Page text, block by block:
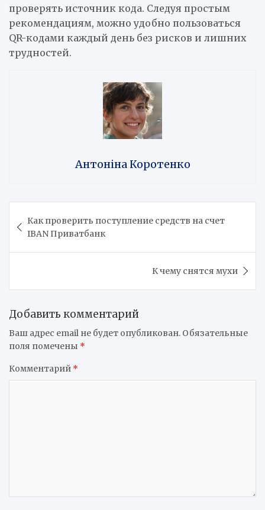
проверять источник кода. Следуя простым
рекомендациям, можно удобно пользоваться
QR-кодами каждый день без рисков и лишних
трудностей.
Антоніна Коротенко
по
записям
Как проверить поступление средств на счет
IBAN Приватбанк
К чему снятся мухи
Добавить комментарий
Ваш адрес email не будет опубликован. Обязательные
поля помечены *
Комментарий *